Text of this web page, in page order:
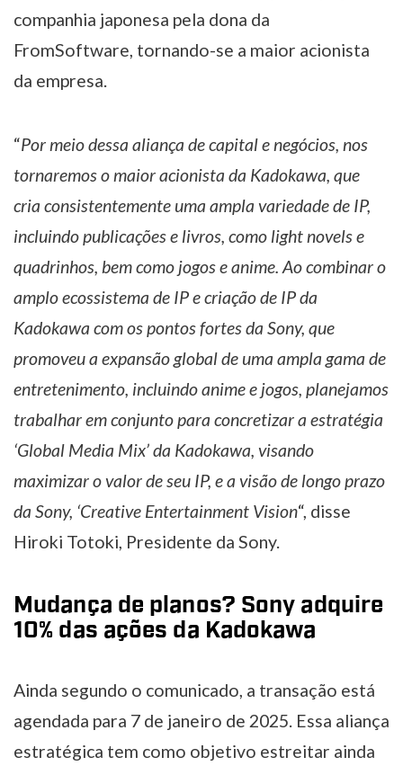
companhia japonesa pela dona da
FromSoftware, tornando-se a maior acionista
da empresa.
“Por meio dessa aliança de capital e negócios, nos
tornaremos o maior acionista da Kadokawa, que
cria consistentemente uma ampla variedade de IP,
incluindo publicações e livros, como light novels e
quadrinhos, bem como jogos e anime. Ao combinar o
amplo ecossistema de IP e criação de IP da
Kadokawa com os pontos fortes da Sony, que
promoveu a expansão global de uma ampla gama de
entretenimento, incluindo anime e jogos, planejamos
trabalhar em conjunto para concretizar a estratégia
‘Global Media Mix’ da Kadokawa, visando
maximizar o valor de seu IP, e a visão de longo prazo
da Sony, ‘Creative Entertainment Vision“, disse
Hiroki Totoki, Presidente da Sony.
Mudança de planos? Sony adquire
10% das ações da Kadokawa
Ainda segundo o comunicado, a transação está
agendada para 7 de janeiro de 2025. Essa aliança
estratégica tem como objetivo estreitar ainda